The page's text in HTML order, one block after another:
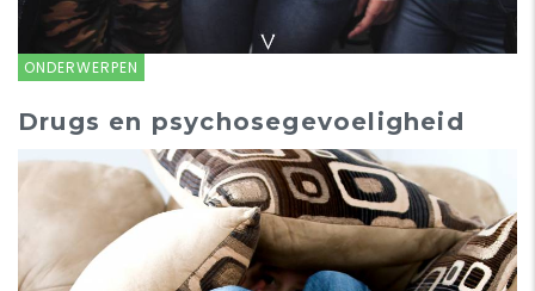
ONDERWERPEN
Drugs en psychosegevoeligheid